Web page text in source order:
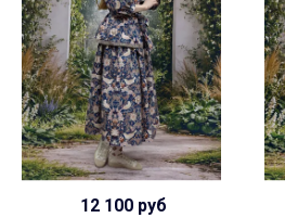
12 100 руб